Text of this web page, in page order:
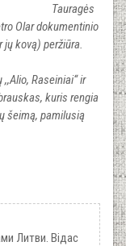
Tauragės
Olar dokumentinio
jų kovą) peržiūra.
Raseiniai“ ir
kuris rengia
šeimą, pamilusią
Литви. Відас